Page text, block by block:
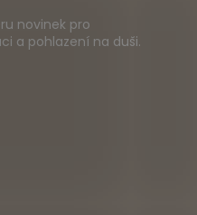
novinek pro
a pohlazení na duši.